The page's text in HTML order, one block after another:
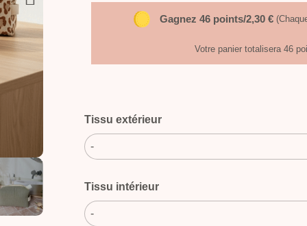
Gagnez 46 points/2,30 €
Votre panier totalisera 46
Tissu extérieur
-
Tissu intérieur
-